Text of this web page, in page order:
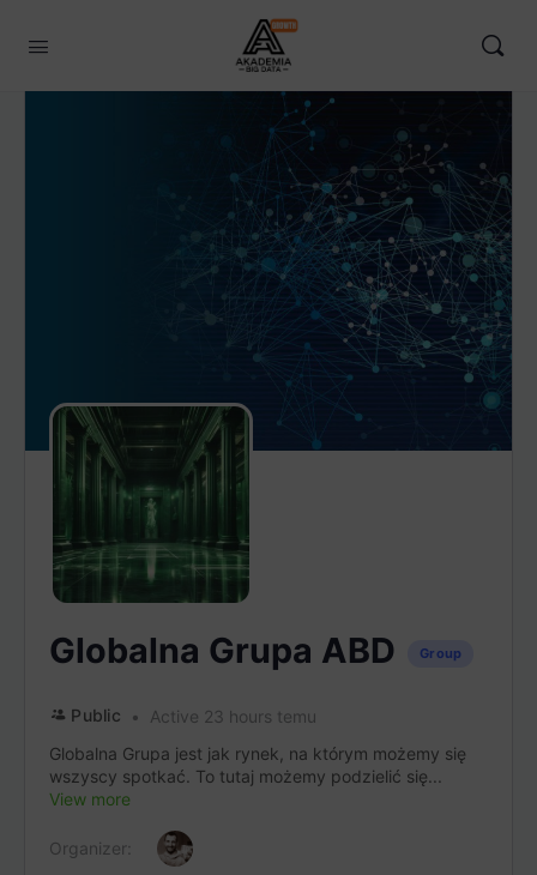
Globalna Grupa ABD Group
Public
Active 23 hours temu
Globalna Grupa jest jak rynek, na którym możemy się
wszyscy spotkać. To tutaj możemy podzielić się...
View more
Organizer: